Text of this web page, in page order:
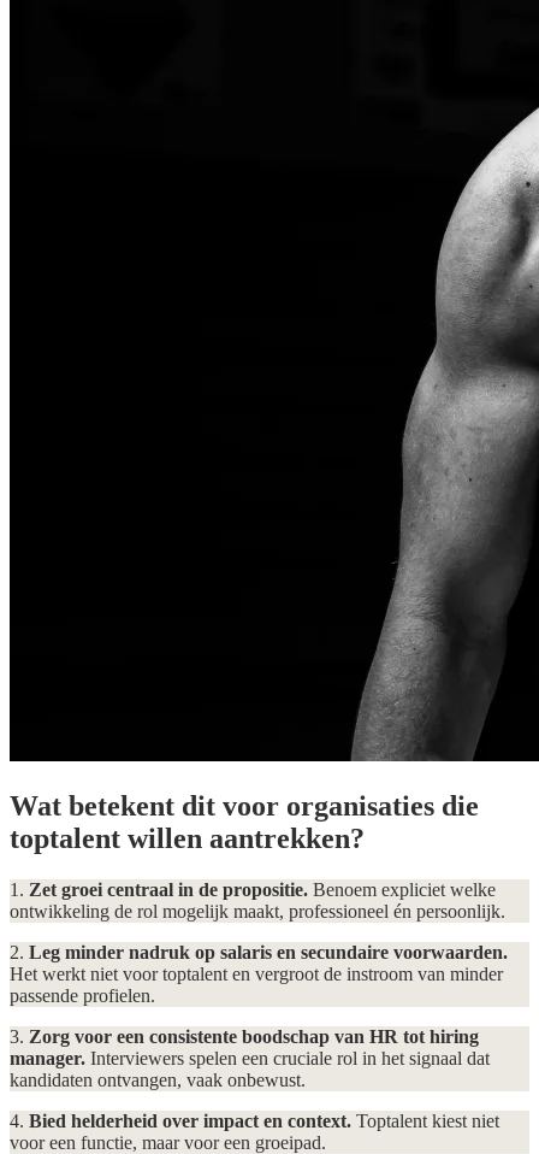
Wat betekent dit voor organisaties die
toptalent willen aantrekken?
1. Zet groei centraal in de propositie. Benoem expliciet welke
ontwikkeling de rol mogelijk maakt, professioneel én persoonlijk.
2. Leg minder nadruk op salaris en secundaire voorwaarden.
Het werkt niet voor toptalent en vergroot de instroom van minder
passende profielen.
3. Zorg voor een consistente boodschap van HR tot hiring
manager. Interviewers spelen een cruciale rol in het signaal dat
kandidaten ontvangen, vaak onbewust.
4. Bied helderheid over impact en context. Toptalent kiest niet
voor een functie, maar voor een groeipad.